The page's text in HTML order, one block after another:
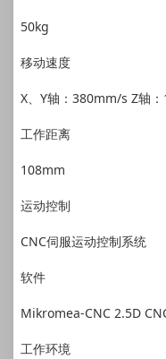
50kg
移动速度
X、Y轴：380mm/s Z轴
工作距离
108mm
运动控制
CNC伺服运动控制系统
软件
Mikromea-CNC 2.5D
工作环境